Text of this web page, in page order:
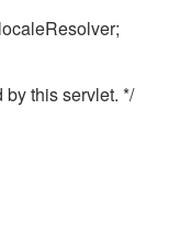
this servlet. */